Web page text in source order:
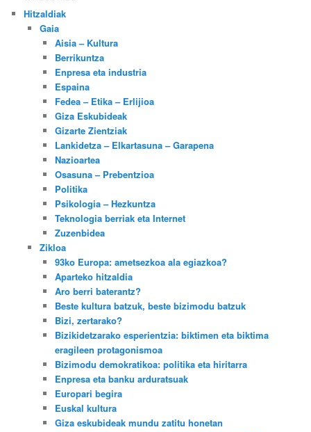
Hitzaldiak
Gaia
Aisia – Kultura
Berrikuntza
Enpresa eta industria
Espaina
Fedea – Etika – Erlijioa
Giza Eskubideak
Gizarte Zientziak
Lankidetza – Elkartasuna – Garapena
Nazioartea
Osasuna – Prebentzioa
Politika
Psikologia – Hezkuntza
Teknologia berriak eta Internet
Zuzenbidea
Zikloa
93ko Europa: ametsezkoa ala egiazkoa?
Aparteko hitzaldia
Aro berri baterantz?
Beste kultura batzuk, beste bizimodu batzuk
Bizi, zertarako?
Bizikidetzarako esperientzia: biktimen eta biktima
eragileen protagonismoa
Bizimodu demokratikoa: politika eta hiritarra
Enpresa eta banku arduratsuak
Europari begira
Euskal kultura
Giza eskubideak mundu zatitu honetan